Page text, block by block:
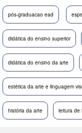
pós-graduacao ead
didática do ensino superior
didática do ensino da arte
estética da arte e linguagem
história da arte leitura de